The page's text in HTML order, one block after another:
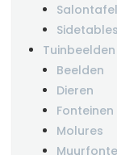
Sidetables
Tuinbeelden
Beelden
Dieren
Fonteinen
Molures